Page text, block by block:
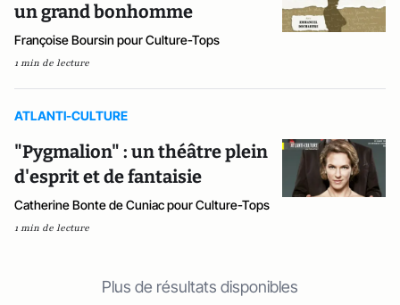
un grand bonhomme
Françoise Boursin pour Culture-Tops
1 min de lecture
ATLANTI-CULTURE
"Pygmalion" : un théâtre plein
d'esprit et de fantaisie
Catherine Bonte de Cuniac pour Culture-Tops
1 min de lecture
Plus de résultats disponibles